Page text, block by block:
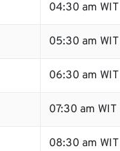
04:30 am WIT
05:30 am WIT
06:30 am WIT
07:30 am WIT
08:30 am WIT